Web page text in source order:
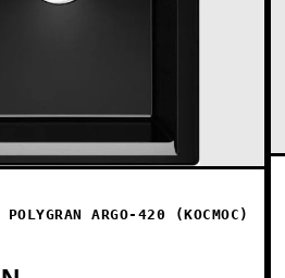
ARGO-420 (КОСМОС)